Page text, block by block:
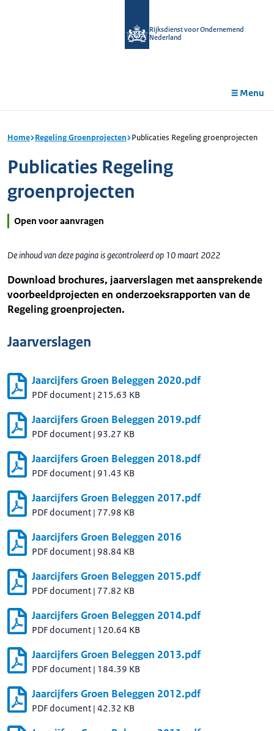
Rijksdienst voor Ondernemend
Nederland
Menu
Home Regeling Groenprojecten Publicaties Regeling groenprojecten
Publicaties Regeling
groenprojecten
Open voor aanvragen
De inhoud van deze pagina is gecontroleerd op 10 maart 2022
Download brochures, jaarverslagen met aansprekende
voorbeeldprojecten en onderzoeksrapporten van de
Regeling groenprojecten.
Jaarverslagen
Jaarcijfers Groen Beleggen 2020.pdf
PDF document | 215.63 KB
Jaarcijfers Groen Beleggen 2019.pdf
PDF document | 93.27 KB
Jaarcijfers Groen Beleggen 2018.pdf
PDF document | 91.43 KB
Jaarcijfers Groen Beleggen 2017.pdf
PDF document | 77.98 KB
Jaarcijfers Groen Beleggen 2016
PDF document | 98.84 KB
Jaarcijfers Groen Beleggen 2015.pdf
PDF document | 77.82 KB
Jaarcijfers Groen Beleggen 2014.pdf
PDF document | 120.64 KB
Jaarcijfers Groen Beleggen 2013.pdf
PDF document | 184.39 KB
Jaarcijfers Groen Beleggen 2012.pdf
PDF document | 42.32 KB